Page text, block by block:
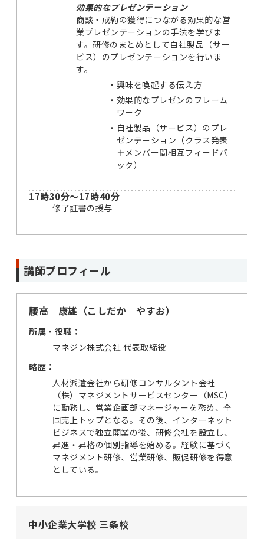
効果的なプレゼンテーション
商談・成約の獲得につながる効果的な営
業プレゼンテーションの手法を学びま
す。研修のまとめとして自社製品（サー
ビス）のプレゼンテーションを行いま
す。
・ 興味を喚起する伝え方
・ 効果的なプレゼンのフレーム
ワーク
・ 自社製品（サービス）のプレ
ゼンテーション（クラス発表
＋メンバー間相互フィードバ
ック）
17時30分～17時40分
修了証書の授与
講師プロフィール
腰高 康雄（こしだか やすお）
所属・役職：
マネジン株式会社 代表取締役
略歴：
人材派遣会社から研修コンサルタント会社
（株）マネジメントサービスセンター（MSC）
に勤務し、営業企画部マネージャーを務め、全
国売上トップとなる。その後、インターネット
ビジネスで独立開業の後、研修会社を設立し、
昇進・昇格の個別指導を始める。経験に基づく
マネジメント研修、営業研修、販促研修を得意
としている。
中小企業大学校 三条校